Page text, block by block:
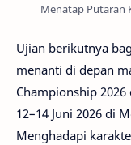
Menatap Putaran
Ujian berikutnya
menanti di depan
Championship
12–14 Juni 2026 di
Menghadapi